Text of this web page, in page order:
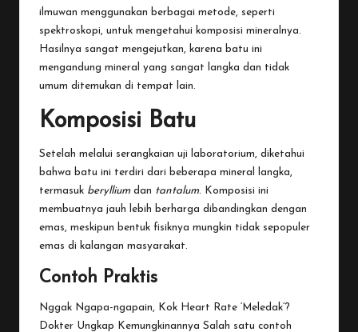
ilmuwan menggunakan berbagai metode, seperti
spektroskopi, untuk mengetahui komposisi mineralnya.
Hasilnya sangat mengejutkan, karena batu ini
mengandung mineral yang sangat langka dan tidak
umum ditemukan di tempat lain.
Komposisi Batu
Setelah melalui serangkaian uji laboratorium, diketahui
bahwa batu ini terdiri dari beberapa mineral langka,
termasuk berylliumdan tantalum. Komposisi ini
membuatnya jauh lebih berharga dibandingkan dengan
emas, meskipun bentuk fisiknya mungkin tidak sepopuler
emas di kalangan masyarakat.
Contoh Praktis
Nggak Ngapa-ngapain, Kok Heart Rate ‘Meledak’?
Dokter Ungkap Kemungkinannya Salah satu contoh